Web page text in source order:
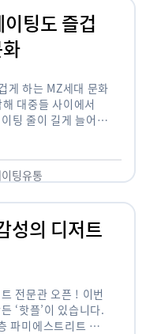
팅도 즐겁
게 하는 MZ세대 문화
대중들 사이에서
팅 줄이 길게 늘어서
팅유통
성의 디저트
전문관 오픈 ! 이번
‘핫플’이 있습니다.
파미에스트리트 분